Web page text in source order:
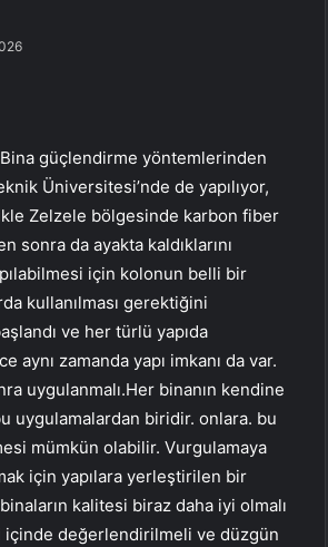
Bina güçlendirme yöntemlerinden
Üniversitesi’nde de yapılıyor,
Zelzele bölgesinde karbon fiber
sonra da ayakta kaldıklarını
için kolonun belli bir
kullanılması gerektiğini
ve her türlü yapıda
aynı zamanda yapı imkanı da var.
uygulanmalı.Her binanın kendine
uygulamalardan biridir. onlara. bu
mümkün olabilir. Vurgulamaya
için yapılara yerleştirilen bir
kalitesi biraz daha iyi olmalı
değerlendirilmeli ve düzgün